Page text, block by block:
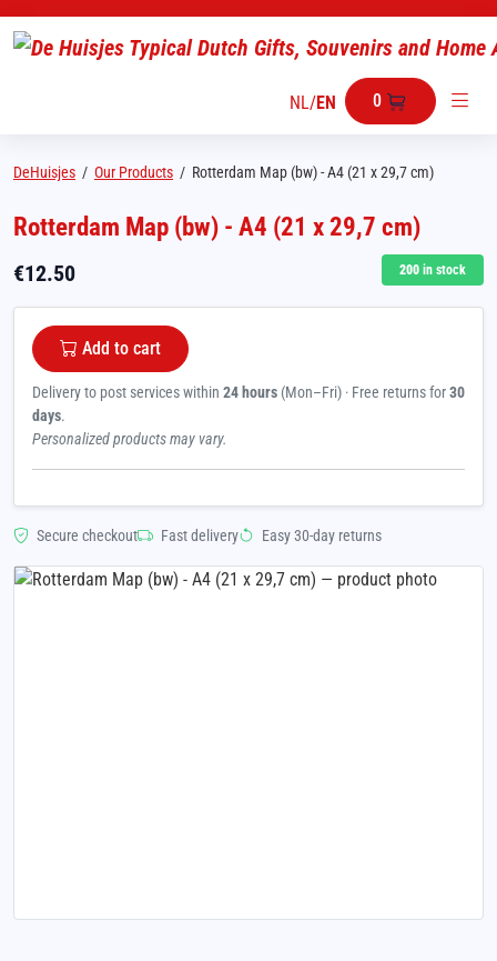
NL/EN 0
DeHuisjes / Our Products / Rotterdam Map (bw) - A4 (21 x 29,7 cm)
Rotterdam Map (bw) - A4 (21 x 29,7 cm)
€12.50 200 in stock
Add to cart
Delivery to post services within 24 hours (Mon–Fri) · Free returns for30
days.
Personalized products may vary.
Secure checkout Fast delivery Easy 30-day returns